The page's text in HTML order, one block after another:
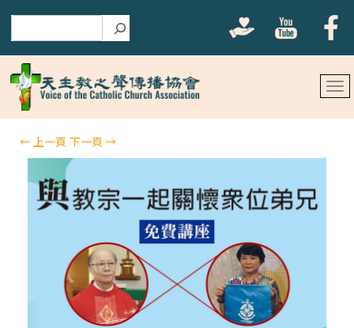
←上一頁 下一頁→